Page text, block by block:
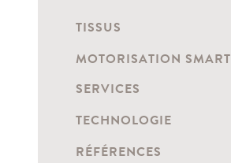
TISSUS
MOTORISATION SMART
SERVICES
TECHNOLOGIE
RÉFÉRENCES